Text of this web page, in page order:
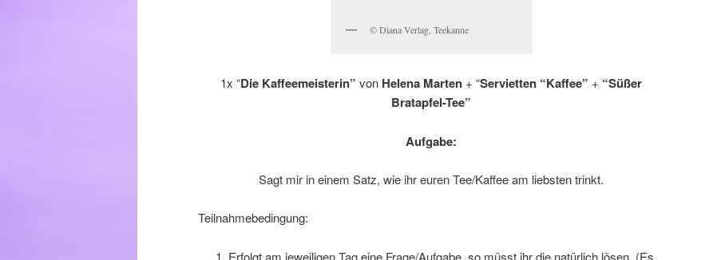
© Diana Verlag, Teekanne
1x “Die Kaffeemeisterin” von Helena Marten + “Servietten “Kaffee” + “Süßer
Bratapfel-Tee”
Aufgabe:
Sagt mir in einem Satz, wie ihr euren Tee/Kaffee am liebsten trinkt.
Teilnahmebedingung:
Erfolgt am jeweiligen Tag eine Frage/Aufgabe, so müsst ihr die natürlich lösen. (Es